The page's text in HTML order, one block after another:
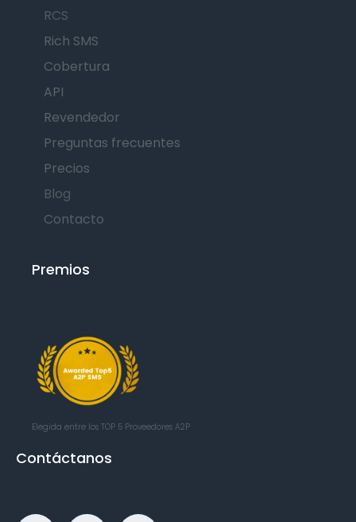
RCS
Rich SMS
Cobertura
API
Revendedor
Preguntas frecuentes
Precios
Blog
Contacto
Premios
Elegida entre los TOP 5 Proveedores A2P
Contáctanos